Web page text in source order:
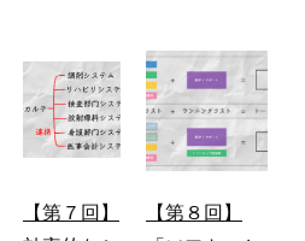
【第７回】
【第８回】